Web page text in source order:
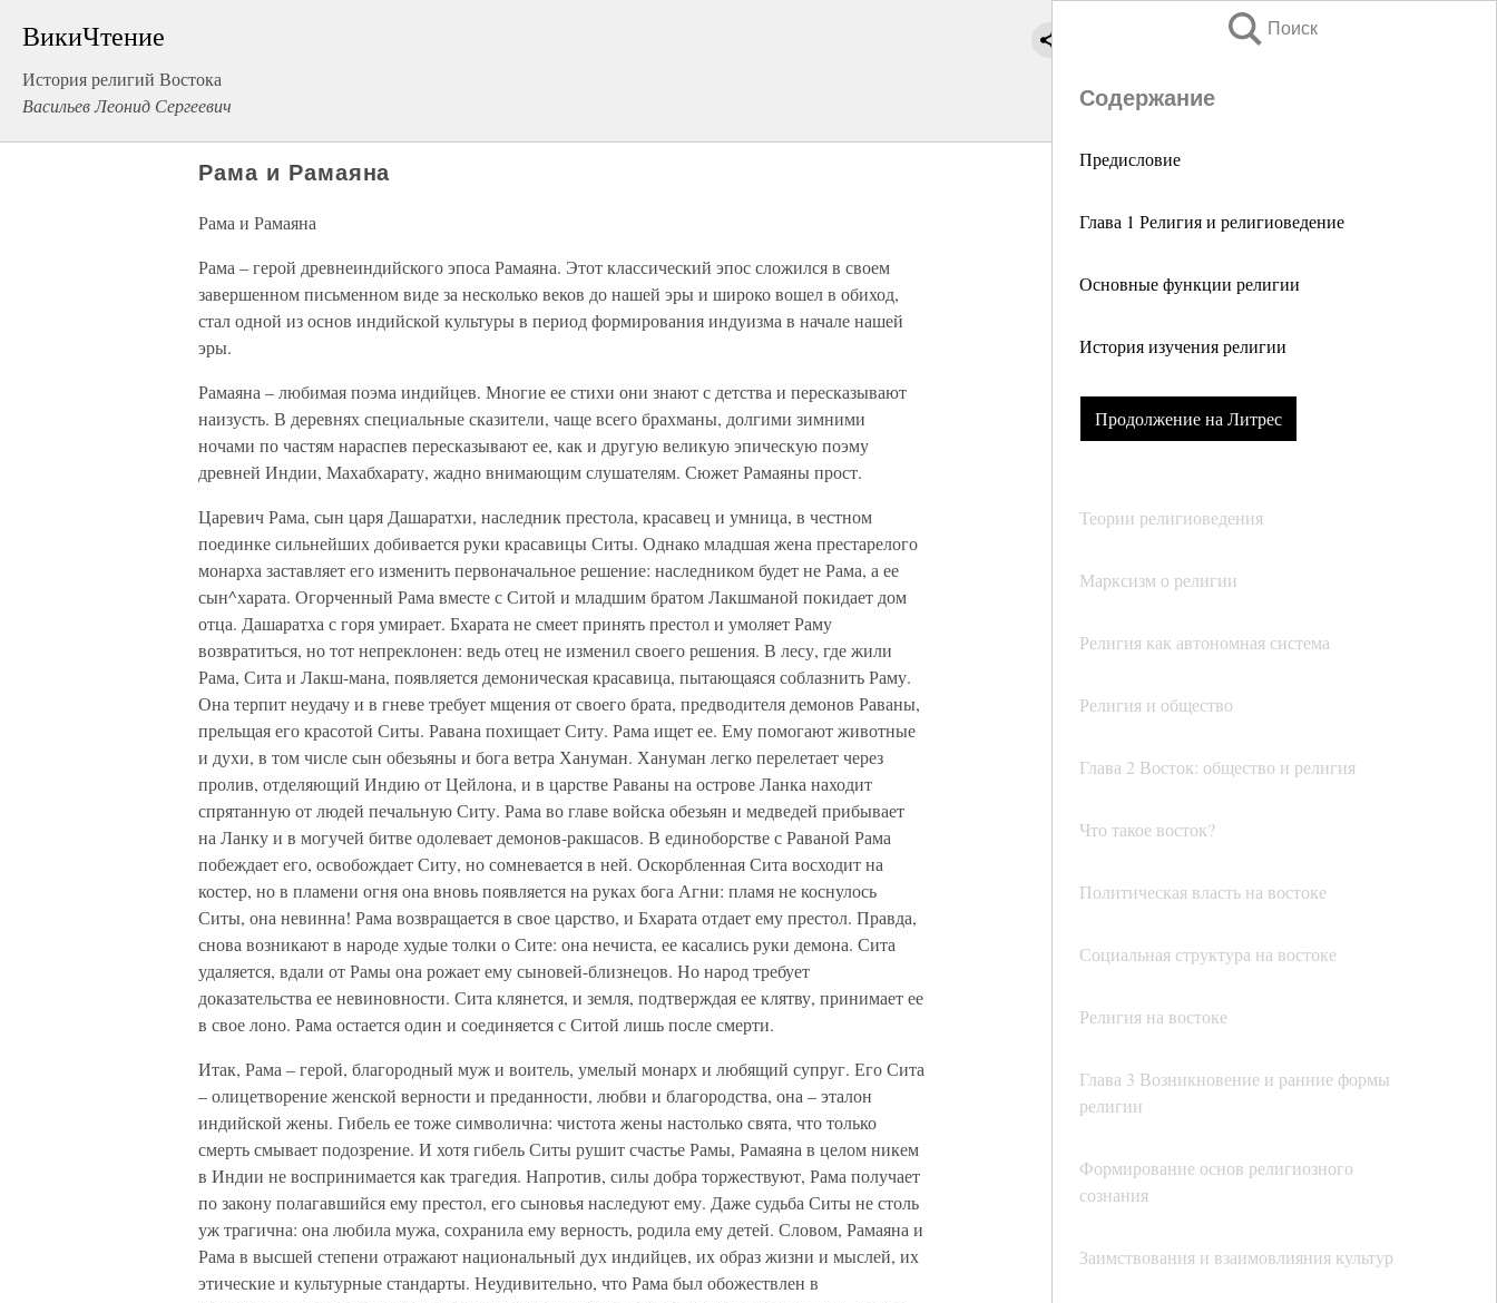
ВикиЧтение
История религий Востока
Васильев Леонид Сергеевич
Поиск
Содержание
Предисловие
Глава 1 Религия и религиоведение
Основные функции религии
История изучения религии
Продолжение на Литрес
Теории религиоведения
Марксизм о религии
Религия как автономная система
Религия и общество
Глава 2 Восток: общество и религия
Что такое восток?
Политическая власть на востоке
Социальная структура на востоке
Религия на востоке
Глава 3 Возникновение и ранние формы
религии
Формирование основ религиозного
сознания
Заимствования и взаимовлияния культур
Рама и Рамаяна
Рама и Рамаяна
Рама – герой древнеиндийского эпоса Рамаяна. Этот классический эпос сложился в своем
завершенном письменном виде за несколько веков до нашей эры и широко вошел в обиход,
стал одной из основ индийской культуры в период формирования индуизма в начале нашей
эры.
Рамаяна – любимая поэма индийцев. Многие ее стихи они знают с детства и пересказывают
наизусть. В деревнях специальные сказители, чаще всего брахманы, долгими зимними
ночами по частям нараспев пересказывают ее, как и другую великую эпическую поэму
древней Индии, Махабхарату, жадно внимающим слушателям. Сюжет Рамаяны прост.
Царевич Рама, сын царя Дашаратхи, наследник престола, красавец и умница, в честном
поединке сильнейших добивается руки красавицы Ситы. Однако младшая жена престарелого
монарха заставляет его изменить первоначальное решение: наследником будет не Рама, а ее
сын^харата. Огорченный Рама вместе с Ситой и младшим братом Лакшманой покидает дом
отца. Дашаратха с горя умирает. Бхарата не смеет принять престол и умоляет Раму
возвратиться, но тот непреклонен: ведь отец не изменил своего решения. В лесу, где жили
Рама, Сита и Лакш-мана, появляется демоническая красавица, пытающаяся соблазнить Раму.
Она терпит неудачу и в гневе требует мщения от своего брата, предводителя демонов Раваны,
прельщая его красотой Ситы. Равана похищает Ситу. Рама ищет ее. Ему помогают животные
и духи, в том числе сын обезьяны и бога ветра Хануман. Хануман легко перелетает через
пролив, отделяющий Индию от Цейлона, и в царстве Раваны на острове Ланка находит
спрятанную от людей печальную Ситу. Рама во главе войска обезьян и медведей прибывает
на Ланку и в могучей битве одолевает демонов-ракшасов. В единоборстве с Раваной Рама
побеждает его, освобождает Ситу, но сомневается в ней. Оскорбленная Сита восходит на
костер, но в пламени огня она вновь появляется на руках бога Агни: пламя не коснулось
Ситы, она невинна! Рама возвращается в свое царство, и Бхарата отдает ему престол. Правда,
снова возникают в народе худые толки о Сите: она нечиста, ее касались руки демона. Сита
удаляется, вдали от Рамы она рожает ему сыновей-близнецов. Но народ требует
доказательства ее невиновности. Сита клянется, и земля, подтверждая ее клятву, принимает ее
в свое лоно. Рама остается один и соединяется с Ситой лишь после смерти.
Итак, Рама – герой, благородный муж и воитель, умелый монарх и любящий супруг. Его Сита
– олицетворение женской верности и преданности, любви и благородства, она – эталон
индийской жены. Гибель ее тоже символична: чистота жены настолько свята, что только
смерть смывает подозрение. И хотя гибель Ситы рушит счастье Рамы, Рамаяна в целом никем
в Индии не воспринимается как трагедия. Напротив, силы добра торжествуют, Рама получает
по закону полагавшийся ему престол, его сыновья наследуют ему. Даже судьба Ситы не столь
уж трагична: она любила мужа, сохранила ему верность, родила ему детей. Словом, Рамаяна и
Рама в высшей степени отражают национальный дух индийцев, их образ жизни и мыслей, их
этические и культурные стандарты. Неудивительно, что Рама был обожествлен в